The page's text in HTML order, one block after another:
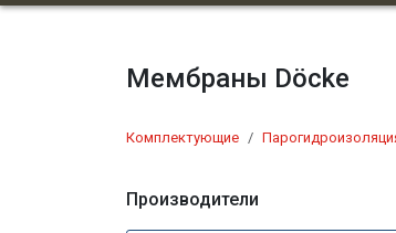
Мембраны Döcke
Комплектующие
Производители